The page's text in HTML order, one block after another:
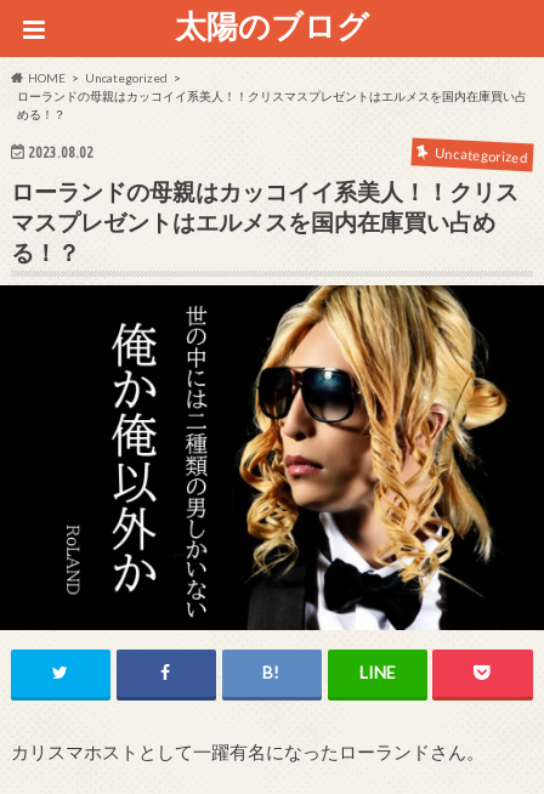
太陽のブログ
HOME
Uncategorized
ローランドの母親はカッコイイ系美人！！クリスマスプレゼントはエルメスを国内在庫買い占
める！？
2023.08.02 Uncategorized
ローランドの母親はカッコイイ系美人！！クリス
マスプレゼントはエルメスを国内在庫買い占め
る！？
カリスマホストとして一躍有名になったローランドさん。